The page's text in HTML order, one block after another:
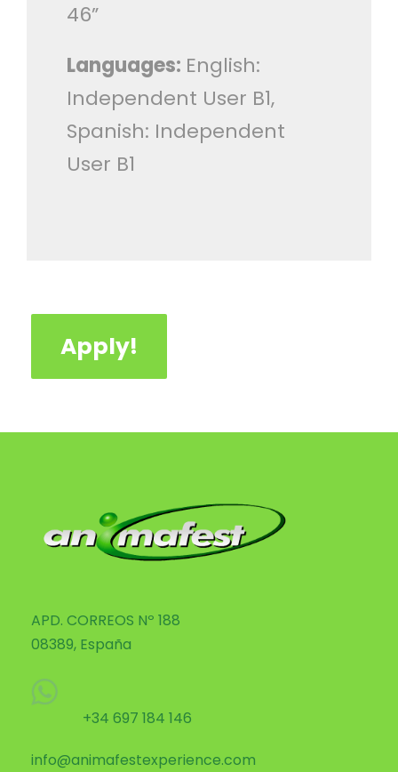
46”
Languages: English:
Independent User B1,
Spanish: Independent
User B1
Apply!
APD. CORREOS Nº 188
08389, España
+34 697 184 146
info@animafestexperience.com